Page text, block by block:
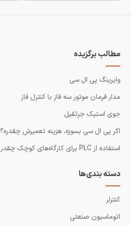
مطالب برگزیده
وایرینگ پی ال سی
مدار فرمان موتور سه فاز با کنترل فاز
جوی استیک جرثقیل
اگر پی ال سی بسوزه، هزینه تعمیرش چقدره؟
استفاده از PLC برای کارگاه‌های کوچک چقدر هزینه داره؟
دسته بندی‌ها
کنترلر
اتوماسیون صنعتی